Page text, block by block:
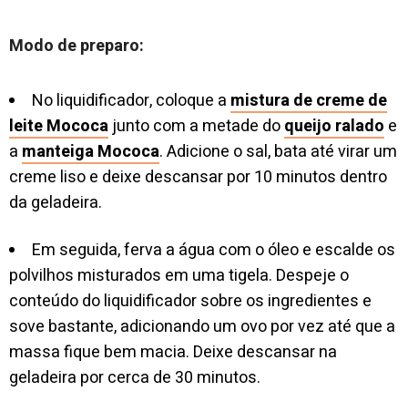
Modo de preparo:
No liquidificador, coloque a mistura de creme de
leite Mococa junto com a metade doqueijo ralado e
a manteiga Mococa. Adicione o sal, bata até virar um
creme liso e deixe descansar por 10 minutos dentro
da geladeira.
Em seguida, ferva a água com o óleo e escalde os
polvilhos misturados em uma tigela. Despeje o
conteúdo do liquidificador sobre os ingredientes e
sove bastante, adicionando um ovo por vez até que a
massa fique bem macia. Deixe descansar na
geladeira por cerca de 30 minutos.